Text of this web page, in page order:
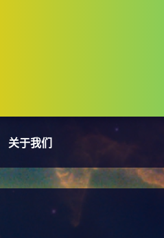
关于我们